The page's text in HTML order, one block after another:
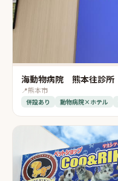
海動物病院 熊本往診所
📍熊本市
併設あり 動物病院×ホテル